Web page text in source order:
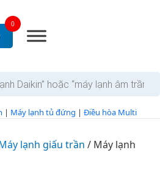
0
| Máy lạnh tủ đứng | Điều hòa Multi
lạnh giấu trần / Máy lạnh